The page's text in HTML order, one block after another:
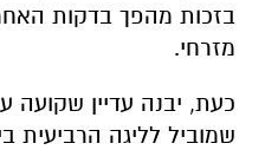
בזכות מהפך בדקות
מזרחי.
כעת, יבנה עדיין
שמוביל לליגה הרביעית